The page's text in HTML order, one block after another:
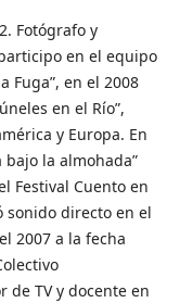
Fotógrafo y
en el equipo
Fuga”, en el 2008
en el Río”,
y Europa. En
la almohada”
Festival Cuento en
sonido directo en el
2007 a la fecha
de TV y docente en